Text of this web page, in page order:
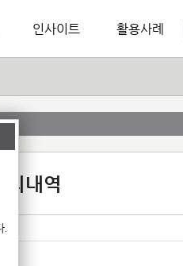
인사이트 활용사례
의내역
.